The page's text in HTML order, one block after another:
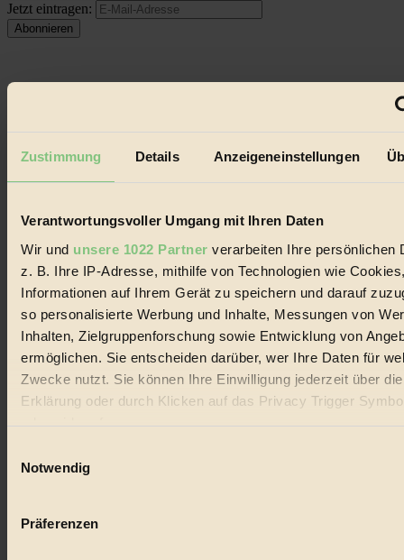
Zustimmung Details Anzeigeneinstellungen
Verantwortungsvoller Umgang mit Ihren Daten
Wir und unsere 1022 Partner verarbeiten Ihre persönlichen
z. B. Ihre IP-Adresse, mithilfe von Technologien wie
Informationen auf Ihrem Gerät zu speichern und darauf
so personalisierte Werbung und Inhalte, Messungen von
Inhalten, Zielgruppenforschung sowie Entwicklung von
ermöglichen. Sie entscheiden darüber, wer Ihre Daten für
Zwecke nutzt. Sie können Ihre Einwilligung jederzeit über
Erklärung oder durch Klicken auf das Privacy Trigger
oder widerrufen
Wenn Sie es erlauben, würden wir auch gerne:
Ihr Gerät durch aktives Scannen nach bestimmten
Notwendig
Präferenzen
Jetzt eintragen:
Datenschutz
Biorama steht für einen nachhaltigen Lebensstil und bewussten
Lebenswandel. Es ist eine moderne Plattform für Ideen, Menschen
und Produkte, ein Leitfaden im schnell wachsenden Markt des
Handels mit Bioprodukten, des Fair-Trade sowie der Branche
alternativer Energien.
Social Media
22.601 Fans auf Facebook
3.415 Follower auf Twitter
Folge uns auf Instagram
Themen
Nachhaltigkeit